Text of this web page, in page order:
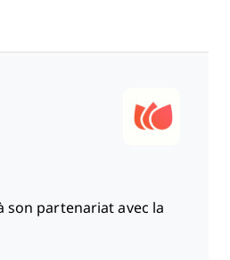
son partenariat avec la